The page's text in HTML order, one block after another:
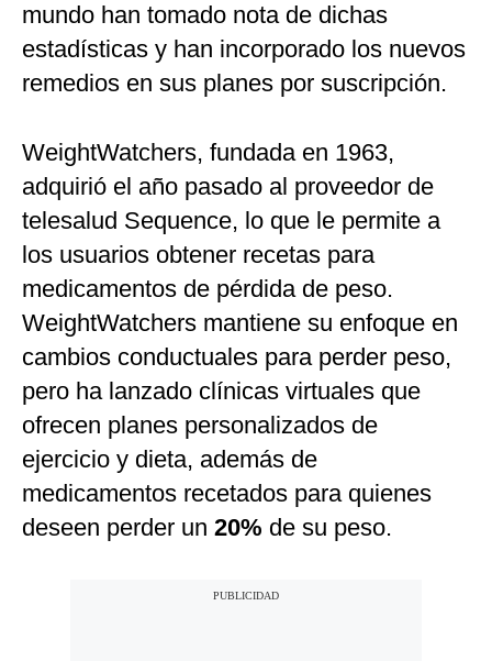
mundo han tomado nota de dichas
estadísticas y han incorporado los nuevos
remedios en sus planes por suscripción.
WeightWatchers, fundada en 1963,
adquirió el año pasado al proveedor de
telesalud Sequence, lo que le permite a
los usuarios obtener recetas para
medicamentos de pérdida de peso.
WeightWatchers mantiene su enfoque en
cambios conductuales para perder peso,
pero ha lanzado clínicas virtuales que
ofrecen planes personalizados de
ejercicio y dieta, además de
medicamentos recetados para quienes
deseen perder un 20% de su peso.